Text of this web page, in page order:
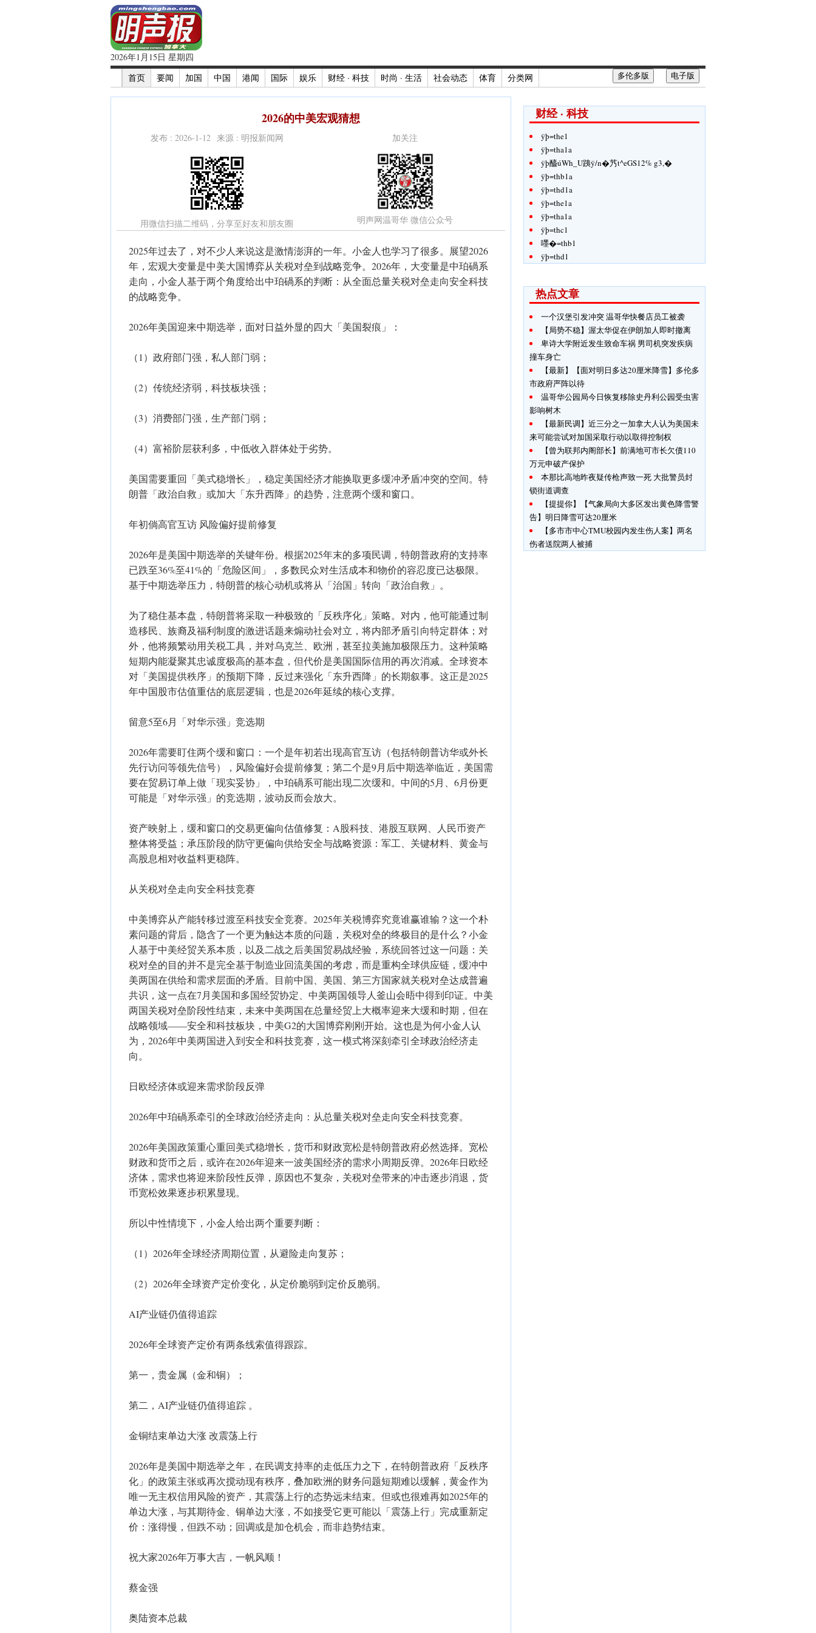
2026年1月15日 星期四
首页
要闻 加国 中国 港闻 国际 娱乐 财经 · 科技 时尚 · 生活 社会动态 体育 分类网 电子版
多伦多版
2026的中美宏观猜想
发布 : 2026-1-12 来源 : 明报新闻网
用微信扫描二维码，分享至好友和朋友圈
加关注
明声网温哥华 微信公众号
2025年过去了，对不少人来说这是激情澎湃的一年。小金人也学习了很多。展望2026
年，宏观大变量是中美大国博弈从关税对垒到战略竞争。2026年，大变量是中珀碢系
走向，小金人基于两个角度给出中珀碢系的判断：从全面总量关税对垒走向安全科技
的战略竞争。
2026年美国迎来中期选举，面对日益外显的四大「美国裂痕」：
（1）政府部门强，私人部门弱；
（2）传统经济弱，科技板块强；
（3）消费部门强，生产部门弱；
（4）富裕阶层获利多，中低收入群体处于劣势。
美国需要重回「美式稳增长」，稳定美国经济才能换取更多缓冲矛盾冲突的空间。特
朗普「政治自救」或加大「东升西降」的趋势，注意两个缓和窗口。
年初倘高官互访 风险偏好提前修复
2026年是美国中期选举的关键年份。根据2025年末的多项民调，特朗普政府的支持率
已跌至36%至41%的「危险区间」，多数民众对生活成本和物价的容忍度已达极限。
基于中期选举压力，特朗普的核心动机或将从「治国」转向「政治自救」。
为了稳住基本盘，特朗普将采取一种极致的「反秩序化」策略。对内，他可能通过制
造移民、族裔及福利制度的激进话题来煽动社会对立，将内部矛盾引向特定群体；对
外，他将频繁动用关税工具，并对乌克兰、欧洲，甚至拉美施加极限压力。这种策略
短期内能凝聚其忠诚度极高的基本盘，但代价是美国国际信用的再次消减。全球资本
对「美国提供秩序」的预期下降，反过来强化「东升西降」的长期叙事。这正是2025
年中国股市估值重估的底层逻辑，也是2026年延续的核心支撑。
留意5至6月「对华示强」竞选期
2026年需要盯住两个缓和窗口：一个是年初若出现高官互访（包括特朗普访华或外长
先行访问等领先信号），风险偏好会提前修复；第二个是9月后中期选举临近，美国需
要在贸易订单上做「现实妥协」，中珀碢系可能出现二次缓和。中间的5月、6月份更
可能是「对华示强」的竞选期，波动反而会放大。
资产映射上，缓和窗口的交易更偏向估值修复：A股科技、港股互联网、人民币资产
整体将受益；承压阶段的防守更偏向供给安全与战略资源：军工、关键材料、黄金与
高股息相对收益料更稳阵。
从关税对垒走向安全科技竞赛
中美博弈从产能转移过渡至科技安全竞赛。2025年关税博弈究竟谁赢谁输？这一个朴
素问题的背后，隐含了一个更为触达本质的问题，关税对垒的终极目的是什么？小金
人基于中美经贸关系本质，以及二战之后美国贸易战经验，系统回答过这一问题：关
税对垒的目的并不是完全基于制造业回流美国的考虑，而是重构全球供应链，缓冲中
美两国在供给和需求层面的矛盾。目前中国、美国、第三方国家就关税对垒达成普遍
共识，这一点在7月美国和多国经贸协定、中美两国领导人釜山会晤中得到印证。中美
两国关税对垒阶段性结束，未来中美两国在总量经贸上大概率迎来大缓和时期，但在
战略领域——安全和科技板块，中美G2的大国博弈刚刚开始。这也是为何小金人认
为，2026年中美两国进入到安全和科技竞赛，这一模式将深刻牵引全球政治经济走
向。
日欧经济体或迎来需求阶段反弹
2026年中珀碢系牵引的全球政治经济走向：从总量关税对垒走向安全科技竞赛。
2026年美国政策重心重回美式稳增长，货币和财政宽松是特朗普政府必然选择。宽松
财政和货币之后，或许在2026年迎来一波美国经济的需求小周期反弹。2026年日欧经
济体，需求也将迎来阶段性反弹，原因也不复杂，关税对垒带来的冲击逐步消退，货
币宽松效果逐步积累显现。
所以中性情境下，小金人给出两个重要判断：
（1）2026年全球经济周期位置，从避险走向复苏；
（2）2026年全球资产定价变化，从定价脆弱到定价反脆弱。
AI产业链仍值得追踪
2026年全球资产定价有两条线索值得跟踪。
第一，贵金属（金和铜）；
第二，AI产业链仍值得追踪 。
金铜结束单边大涨 改震荡上行
2026年是美国中期选举之年，在民调支持率的走低压力之下，在特朗普政府「反秩序
化」的政策主张或再次搅动现有秩序，叠加欧洲的财务问题短期难以缓解，黄金作为
唯一无主权信用风险的资产，其震荡上行的态势远未结束。但或也很难再如2025年的
单边大涨，与其期待金、铜单边大涨，不如接受它更可能以「震荡上行」完成重新定
价：涨得慢，但跌不动；回调或是加仓机会，而非趋势结束。
祝大家2026年万事大吉，一帆风顺！
蔡金强
奥陆资本总裁
财经 · 科技
ÿþ=the1
ÿþ=tha1a
ÿþ醯úWh_U跠ÿ/n�艿t^eGS12% g3,�
ÿþ=thb1a
ÿþ=thd1a
ÿþ=the1a
ÿþ=tha1a
ÿþ=thc1
嚜�=thb1
ÿþ=thd1
热点文章
一个汉堡引发冲突 温哥华快餐店员工被袭
【局势不稳】渥太华促在伊朗加人即时撤离
卑诗大学附近发生致命车祸 男司机突发疾病
撞车身亡
【最新】【面对明日多达20厘米降雪】多伦多
市政府严阵以待
温哥华公园局今日恢复移除史丹利公园受虫害
影响树木
【最新民调】近三分之一加拿大人认为美国未
来可能尝试对加国采取行动以取得控制权
【曾为联邦内阁部长】前满地可市长欠债110
万元申破产保护
本那比高地昨夜疑传枪声致一死 大批警员封
锁街道调查
【提提你】【气象局向大多区发出黄色降雪警
告】明日降雪可达20厘米
【多市市中心TMU校园内发生伤人案】两名
伤者送院两人被捕